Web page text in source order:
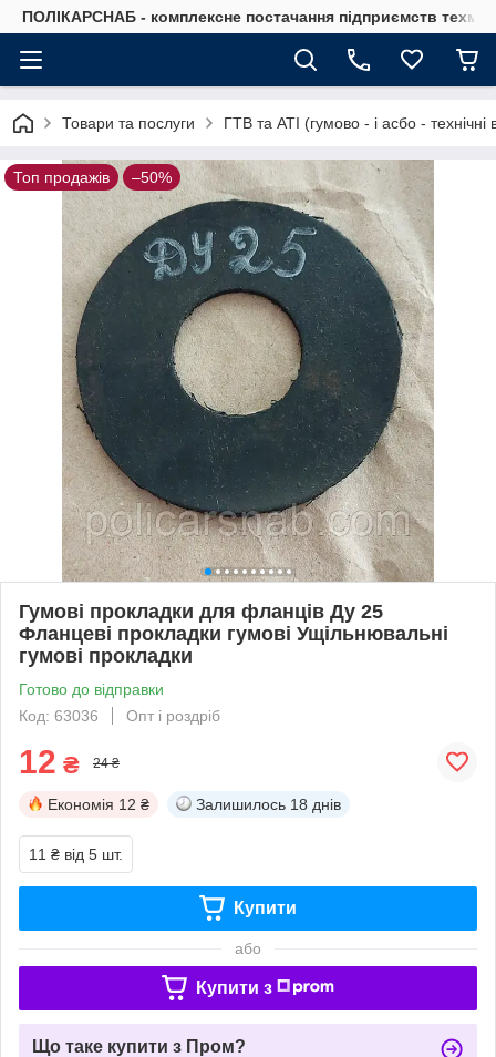
ПОЛІКАРСНАБ - комплексне постачання підприємств
Товари та послуги ГТВ та АТІ (гумово - і асбо -
Топ продажів –50%
Гумові прокладки для фланців Ду 25
Фланцеві прокладки гумові Ущільнювальні
гумові прокладки
Готово до відправки
Код: 63036
Опт і роздріб
12 ₴ 24 ₴
Економія 12 ₴ Залишилось 18 днів
11 ₴ від 5 шт.
Купити
або
Купити з
Що таке купити з Пром?